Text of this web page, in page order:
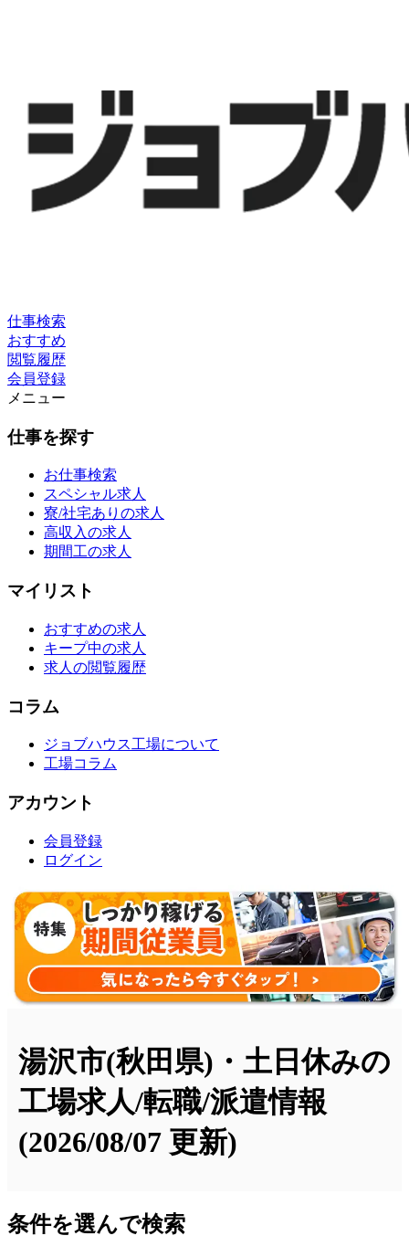
仕事検索
おすすめ
閲覧履歴
会員登録
メニュー
仕事を探す
お仕事検索
スペシャル求人
寮/社宅ありの求人
高収入の求人
期間工の求人
マイリスト
おすすめの求人
キープ中の求人
求人の閲覧履歴
コラム
ジョブハウス工場について
工場コラム
アカウント
会員登録
ログイン
湯沢市(秋田県)・土日休みの
工場求人/転職/派遣情報
(2026/08/07 更新)
条件を選んで検索